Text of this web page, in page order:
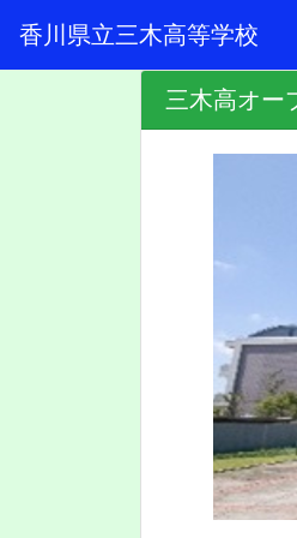
香川県立三木高等学校
三木高オー